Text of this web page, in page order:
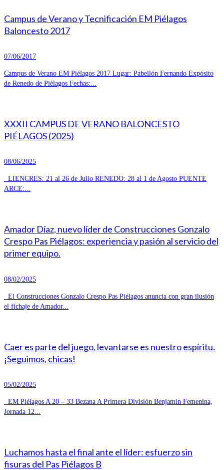
Campus de Verano y Tecnificación EM Piélagos
Baloncesto 2017
07/06/2017
Campus de Verano EM Piélagos 2017 Lugar: Pabellón Fernando Expósito
de Renedo de Piélagos Fechas:...
XXXII CAMPUS DE VERANO BALONCESTO
PIÉLAGOS (2025)
08/06/2025
LIENCRES: 21 al 26 de Julio RENEDO: 28 al 1 de Agosto PUENTE
ARCE:...
Amador Díaz, nuevo líder de Construcciones Gonzalo
Crespo Pas Piélagos: experiencia y pasión al servicio del
primer equipo.
08/02/2025
El Construcciones Gonzalo Crespo Pas Piélagos anuncia con gran ilusión
el fichaje de Amador...
Caer es parte del juego, levantarse es nuestro espíritu.
¡Seguimos, chicas!
05/02/2025
EM Piélagos A 20 – 33 Bezana A Primera División Benjamín Femenina,
Jornada 12...
Luchamos hasta el final ante el líder: esfuerzo sin
fisuras del Pas Piélagos B